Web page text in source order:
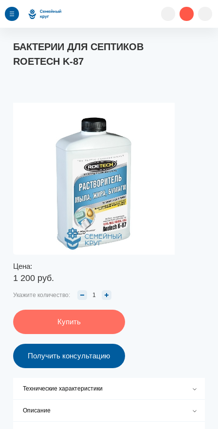
БАКТЕРИИ ДЛЯ СЕПТИКОВ
ROETECH K-87
Цена:
1 200 руб.
Укажите количество:
Купить
Получить консультацию
Технические характеристики
Описание